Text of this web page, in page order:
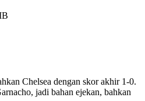
Chelsea dengan skor akhir 1-0.
jadi bahan ejekan, bahkan